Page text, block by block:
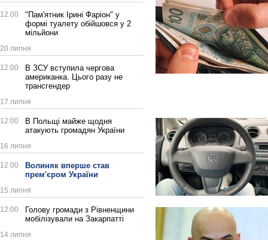
12:00
"Пам'ятник Ірині Фаріон" у
формі туалету обійшовся у 2
мільйони
20 липня
12:00
В ЗСУ вступила чергова
американка. Цього разу не
трансгендер
17 липня
12:00
В Польщі майже щодня
атакують громадян України
16 липня
12:00
Волиняк вперше став
прем'єром України
15 липня
12:00
Голову громади з Рівненщини
мобілізували на Закарпатті
14 липня